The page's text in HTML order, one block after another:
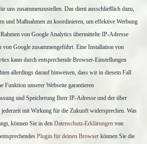
uns zusammenzustellen. Das dient ausschließlich dazu,
und Maßnahmen zu koordinieren, um effektive Werbung
von Google Analytics übermittelte IP-Adresse
von Google zusammengeführt. Eine Installation von
kann durch entsprechende Browser-Einstellungen
allerdings darauf hinweisen, dass wir in diesem Fall
Funktion unserer Webseite garantieren
und Speicherung Ihrer IP-Adresse und der über
mit Wirkung für die Zukunft widersprechen. Was
können Sie in den Datenschutz-Erklärungen von
Plugin für deinen Browser können Sie die